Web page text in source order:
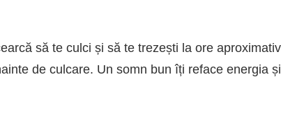
să te culci și să te trezești la ore
de culcare. Un somn bun îți reface energia